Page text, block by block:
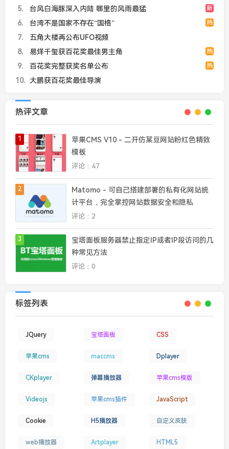
5
新
台风白海豚深入内陆 哪里的风雨最猛
6
热
台湾不是国家不存在“国格”
7
五角大楼再公布UFO视频
8
热
易烊千玺获百花奖最佳男主角
9
热
百花奖完整获奖名单公布
10
大鹏获百花奖最佳导演
热评文章
1
苹果CMS V10 - 二开仿某豆网站粉红色精致
模板
评论：47
2
Matomo - 可自己搭建部署的私有化网站统
计平台，完全掌控网站数据安全和隐私
评论：2
3
宝塔面板服务器禁止指定IP或者IP段访问的几
种常见方法
评论：0
标签列表
JQuery 宝塔面板 CSS
苹果cms maccms Dplayer
CKplayer 弹幕播放器 苹果cms模版
Videojs 苹果cms插件 JavaScript
Cookie H5播放器 自定义皮肤
web播放器 Artplayer HTML5